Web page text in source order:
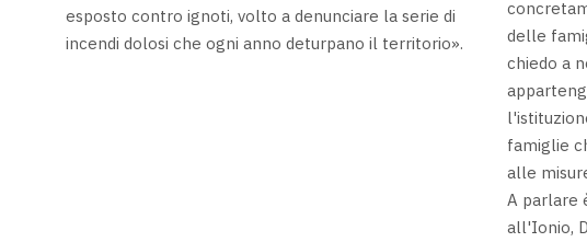
esposto contro ignoti, volto a denunciare la serie di
incendi dolosi che ogni anno deturpano il territorio».
delle
chiedo a
famiglie
alle
A parlare
all'Ionio,